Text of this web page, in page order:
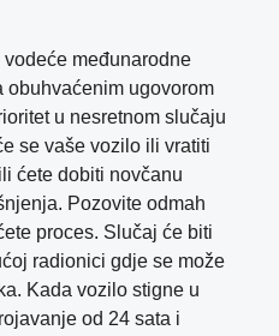
međunarodne
obuhvaćenim ugovorom
u nesretnom slučaju
se vaše vozilo ili vratiti
ćete dobiti novčanu
Pozovite odmah
proces. Slučaj će biti
radionici gdje se može
Kada vozilo stigne u
od 24 sata i